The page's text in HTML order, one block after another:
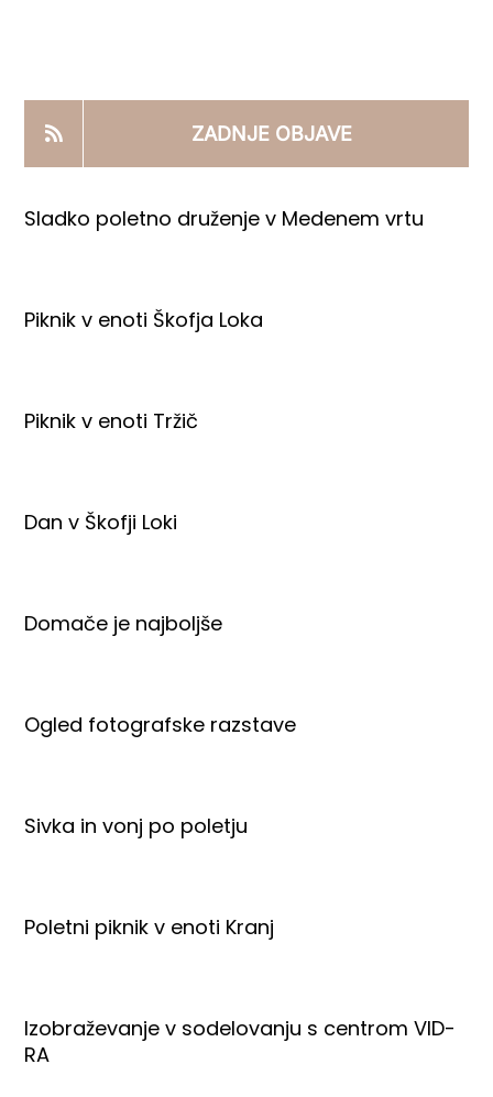
PRODAJNI IZDELKI
AKTUALNO
ZADNJE OBJAVE
Sladko poletno druženje v Medenem vrtu
Piknik v enoti Škofja Loka
Piknik v enoti Tržič
Dan v Škofji Loki
Domače je najboljše
Ogled fotografske razstave
Sivka in vonj po poletju
Poletni piknik v enoti Kranj
Izobraževanje v sodelovanju s centrom VID-
RA